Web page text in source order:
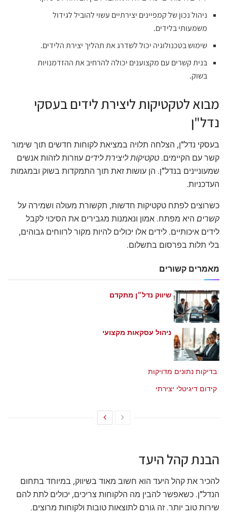
ניהול נכון של קמפיינים יצירתיים עשוי להוביל לגידול
משמעותי בלידים.
שימוש בטכנולוגיה יכול לשדרג את תהליך יצירת הלידים.
בנית קשרים עם מקצוענים יכולה להרחיב את ההזדמנויות
בשוק.
מבוא לטקטיקות ליצירת לידים בעסקי
נדל"ן
בעסקי נדל"ן, הצלחה תלויה במציאת לקוחות חדשים תוך שימור
קשר עם הקיימים. טקטיקות ליצירת לידיםעוזרות לזהות אנשים
שמעוניינים בנדל"ן. הן עושות זאת תוך התמקדות בשוק ובמגמות
העדכניות.
כשרוצים לפתח טקטיקות חדשות, תקשורת מעולה ושמירה על
קשרים היא מפתח. אמון ונאמנות מגבירים את הסיכוי לקבל
לידים איכותיים. לידים אלו יכולים להיות מקור לרווחים גבוהים,
בלי תלות בפרסום בתשלום.
מאמרים קשורים
שיווק נדל״ן מתקדם
ניהול עסקאות מקצועי
בדיקות נתונים מדויקות
קידום דיגיטלי יצירתי
הבנת קהל היעד
להכיר את קהל היעד הוא חשוב מאוד בשיווק, במיוחד בתחום
הנדל"ן. כשאפשר להבין מה הלקוחות צריכים, יכולים לתת להם
שירות טוב יותר. זה גורם לתוצאות טובות ולקוחות מרוצים.